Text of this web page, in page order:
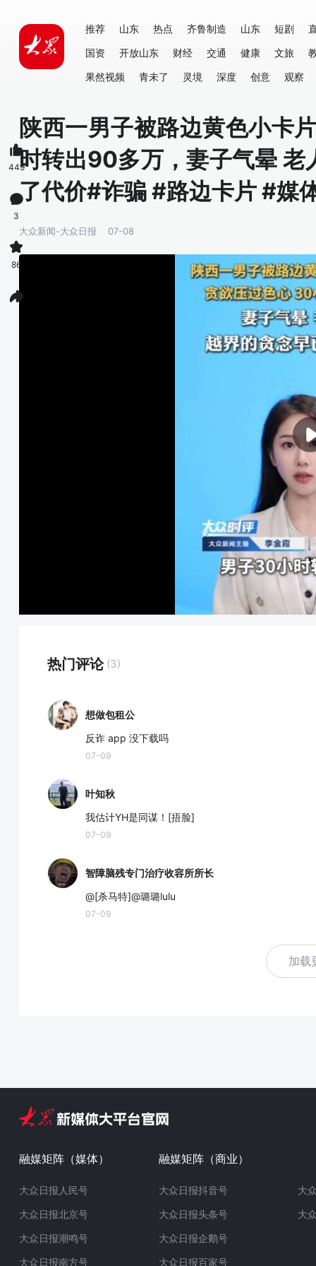
推荐 山东 热点 齐鲁制造 山东 短剧
国资
开放山东 财经 交通 健康 文旅
果然视频
青未了 灵境 深度 创意 观察
陕西一男子被路边黄色小卡
时转出90多万，妻子气晕 老
了代价#诈骗 #路边卡片 #媒
大众新闻-大众日报 07-08
热门评论 (3)
想做包租公
反诈 app 没下载吗
07-09
叶知秋
我估计YH是同谋！[捂脸]
07-09
智障脑残专门治疗收容所所长
@[杀马特]@璐璐lulu
07-09
加载
449
3
86
融媒矩阵（媒体）
大众日报人民号
大众日报北京号
大众日报潮鸣号
大众日报南方号
融媒矩阵（商业）
大众日报抖音号
大众日报头条号
大众日报企鹅号
大众日报百家号
大
大